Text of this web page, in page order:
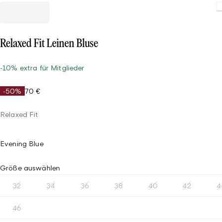
Relaxed Fit Leinen Bluse
-10% extra für Mitglieder
-50% 70 €
Relaxed Fit
Evening Blue
Größe auswählen
32 34 36 38 40 42
46